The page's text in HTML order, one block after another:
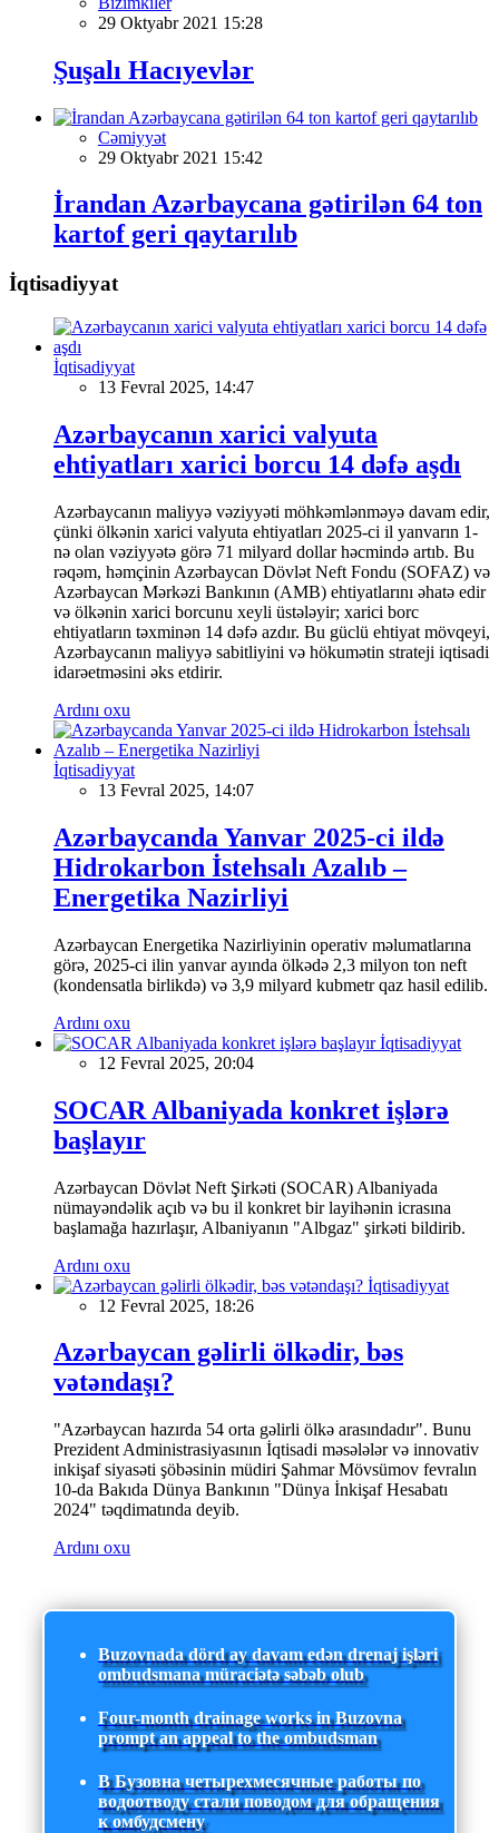
29 Oktyabr 2021 15:28
Şuşalı Hacıyevlər
Cəmiyyət
29 Oktyabr 2021 15:42
İrandan Azərbaycana gətirilən 64 ton
kartof geri qaytarılıb
İqtisadiyyat
İqtisadiyyat
13 Fevral 2025, 14:47
Azərbaycanın xarici valyuta
ehtiyatları xarici borcu 14 dəfə aşdı
Azərbaycanın maliyyə vəziyyəti möhkəmlənməyə davam edir,
çünki ölkənin xarici valyuta ehtiyatları 2025-ci il yanvarın 1-
nə olan vəziyyətə görə 71 milyard dollar həcmində artıb. Bu
rəqəm, həmçinin Azərbaycan Dövlət Neft Fondu (SOFAZ) və
Azərbaycan Mərkəzi Bankının (AMB) ehtiyatlarını əhatə edir
və ölkənin xarici borcunu xeyli üstələyir; xarici borc
ehtiyatların təxminən 14 dəfə azdır. Bu güclü ehtiyat mövqeyi,
Azərbaycanın maliyyə sabitliyini və hökumətin strateji iqtisadi
idarəetməsini əks etdirir.
Ardını oxu
İqtisadiyyat
13 Fevral 2025, 14:07
Azərbaycanda Yanvar 2025-ci ildə
Hidrokarbon İstehsalı Azalıb –
Energetika Nazirliyi
Azərbaycan Energetika Nazirliyinin operativ məlumatlarına
görə, 2025-ci ilin yanvar ayında ölkədə 2,3 milyon ton neft
(kondensatla birlikdə) və 3,9 milyard kubmetr qaz hasil edilib.
Ardını oxu
İqtisadiyyat
12 Fevral 2025, 20:04
SOCAR Albaniyada konkret işlərə
başlayır
Azərbaycan Dövlət Neft Şirkəti (SOCAR) Albaniyada
nümayəndəlik açıb və bu il konkret bir layihənin icrasına
başlamağa hazırlaşır, Albaniyanın "Albgaz" şirkəti bildirib.
Ardını oxu
İqtisadiyyat
12 Fevral 2025, 18:26
Azərbaycan gəlirli ölkədir, bəs
vətəndaşı?
"Azərbaycan hazırda 54 orta gəlirli ölkə arasındadır". Bunu
Prezident Administrasiyasının İqtisadi məsələlər və innovativ
inkişaf siyasəti şöbəsinin müdiri Şahmar Mövsümov fevralın
10-da Bakıda Dünya Bankının "Dünya İnkişaf Hesabatı
2024" təqdimatında deyib.
Ardını oxu
Buzovnada dörd ay davam edən drenaj işləri
ombudsmana müraciətə səbəb olub
Four-month drainage works in Buzovna
prompt an appeal to the ombudsman
В Бузовна четырехмесячные работы по
водоотводу стали поводом для обращения
к омбудсмену